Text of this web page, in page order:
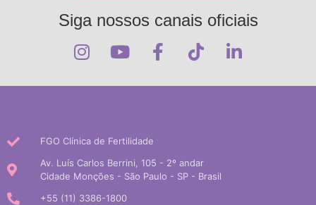
Siga nossos canais oficiais
FGO Clínica de Fertilidade
Av. Luís Carlos Berrini, 105 - 2º andar
Cidade Monções - São Paulo - SP - Brasil
+55 (11) 3386-1800